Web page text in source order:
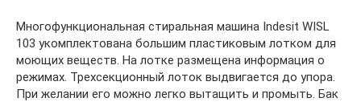
Многофункциональная стиральная машина Indesit WISL
103 укомплектована большим пластиковым лотком для
моющих веществ. На лотке размещена информация о
режимах. Трехсекционный лоток выдвигается до упора.
При желании его можно легко вытащить и промыть. Бак